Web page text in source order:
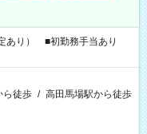
あり） ■初勤務手当あり
ら徒歩 / 高田馬場駅から徒歩